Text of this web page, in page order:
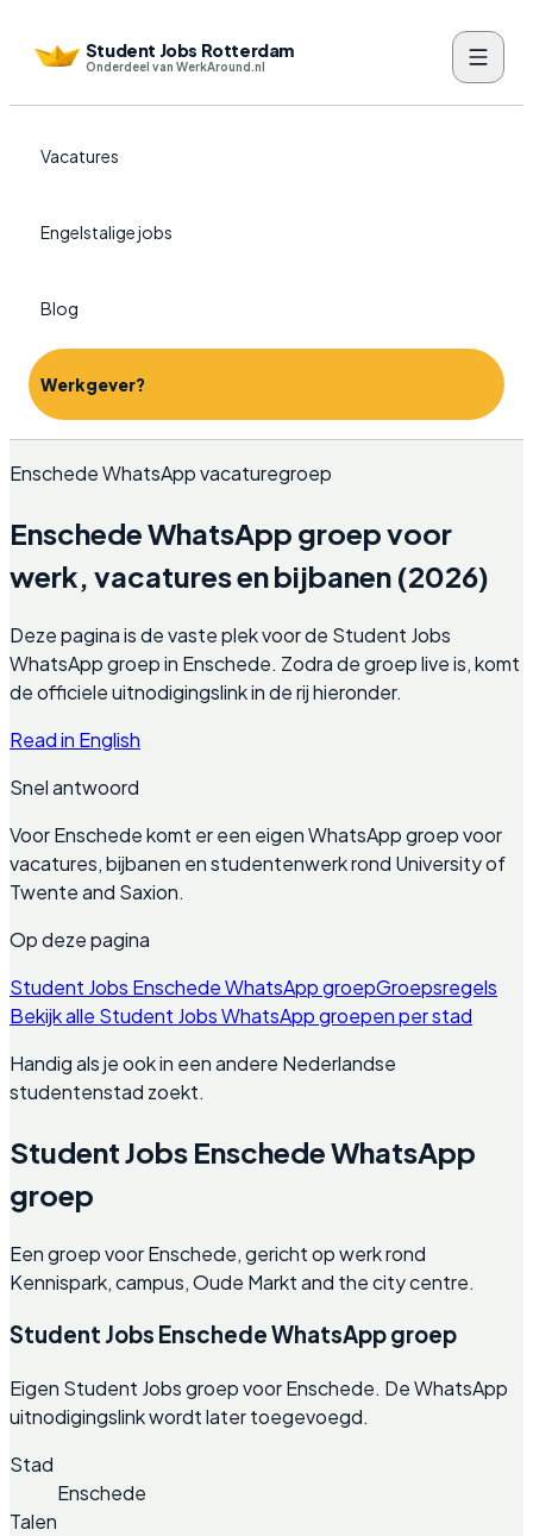
Student Jobs Rotterdam
Onderdeel van WerkAround.nl
Vacatures
Engelstalige jobs
Blog
Werkgever?
Enschede WhatsApp vacaturegroep
Enschede WhatsApp groep voor
werk, vacatures en bijbanen (2026)
Deze pagina is de vaste plek voor de Student Jobs
WhatsApp groep in Enschede. Zodra de groep live is, komt
de officiele uitnodigingslink in de rij hieronder.
Read in English
Snel antwoord
Voor Enschede komt er een eigen WhatsApp groep voor
vacatures, bijbanen en studentenwerk rond University of
Twente and Saxion.
Op deze pagina
Student Jobs Enschede WhatsApp groepGroepsregels
Bekijk alle Student Jobs WhatsApp groepen per stad
Handig als je ook in een andere Nederlandse
studentenstad zoekt.
Student Jobs Enschede WhatsApp
groep
Een groep voor Enschede, gericht op werk rond
Kennispark, campus, Oude Markt and the city centre.
Student Jobs Enschede WhatsApp groep
Eigen Student Jobs groep voor Enschede. De WhatsApp
uitnodigingslink wordt later toegevoegd.
Stad
Enschede
Talen